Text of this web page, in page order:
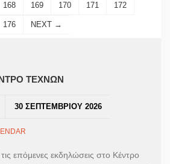
168 169 170 171 172
176 NEXT →
ΤΕΧΝΩΝ
30 ΣΕΠΤΕΜΒΡΙΟΥ 2026
εκδηλώσεις στο Κέντρο